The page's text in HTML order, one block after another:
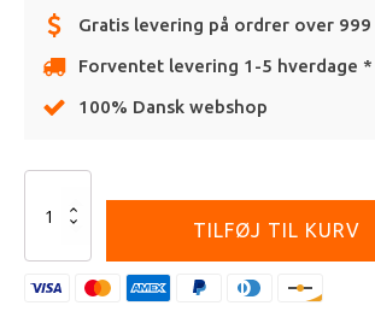
Gratis levering på ordrer over 999
Forventet levering 1-5 hverdage *
100% Dansk webshop
RAY
WORKS
10W-
TILFØJ TIL KURV